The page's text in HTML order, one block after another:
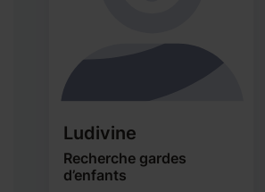
Ludivine
Recherche gardes
d’enfants